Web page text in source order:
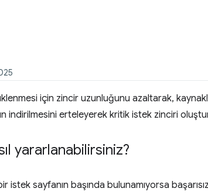
için zincir uzunluğunu azaltarak,
indirilmesini erteleyerek kritik istek zinciri
yararlanabilirsiniz?
istek sayfanın başında bulunamıyorsa